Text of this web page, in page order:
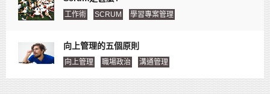
工作術 SCRUM 學習專案管理
向上管理的五個原則
向上管理 職場政治 溝通管理